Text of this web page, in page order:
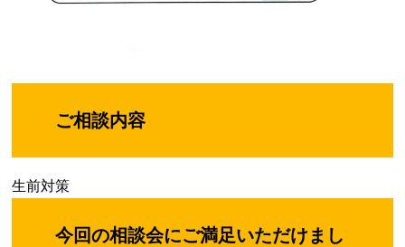
ご相談内容
生前対策
今回の相談会にご満足いただけまし